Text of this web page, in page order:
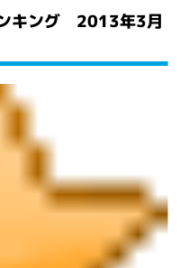
キング 2013年3月